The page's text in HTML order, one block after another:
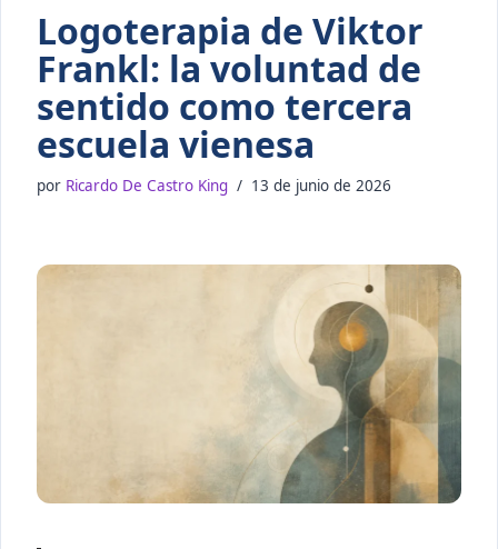
Logoterapia de Viktor
Frankl: la voluntad de
sentido como tercera
escuela vienesa
por Ricardo De Castro King 13 de junio de 2026